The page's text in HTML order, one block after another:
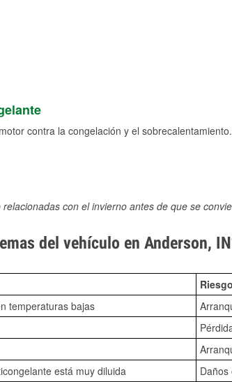
contra la congelación y el sobrecalentamiento.
con el invierno antes de que se
del vehículo en Anderson,
temperaturas bajas
está muy diluida